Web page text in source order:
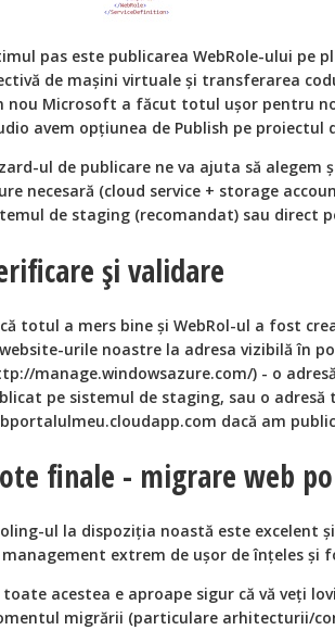
pas este publicarea WebRole-ului pe
de maşini virtuale şi transferarea
nou Microsoft a făcut totul uşor pentru
avem opțiunea de Publish pe proiectul
ul de publicare ne va ajuta să alegem
necesară (cloud service + storage
de staging (recomandat) sau direct
şi validare
totul a mers bine şi WebRol-ul a fost
urile noastre la adresa vizibilă în
manage.windowsazure.com/) - o
pe sistemul de staging, sau o adresă
dacă am
finale - migrare web
ul la dispoziţia noastă este excelent
management extrem de uşor de înţeles şi
toate acestea e aproape sigur că vă veţi
migrării (particulare arhitecturii/